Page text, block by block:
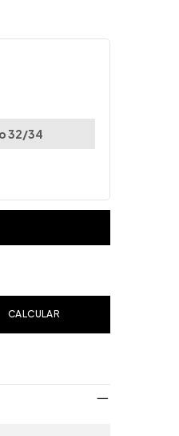
32/34
CALCULAR